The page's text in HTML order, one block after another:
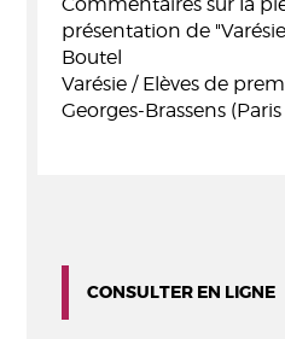
présentation de
Boutel
Varésie / Elèves de
Georges-Brassens
CONSULTER EN LIGNE